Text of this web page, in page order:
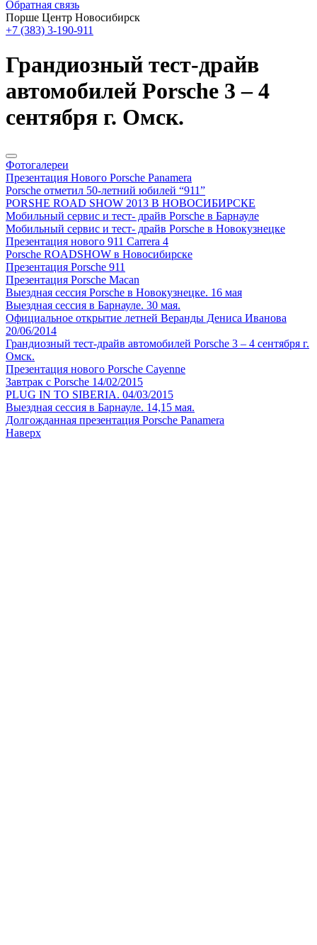
Обратная связь
Порше Центр Новосибирск
+7 (383) 3-190-911
Грандиозный тест-драйв
автомобилей Porsche 3 – 4
сентября г. Омск.
Фотогалереи
Презентация Нового Porsche Panamera
Porsche отметил 50-летний юбилей “911”
PORSHE ROAD SHOW 2013 В НОВОСИБИРСКЕ
Мобильный сервис и тест- драйв Porsche в Барнауле
Мобильный сервис и тест- драйв Porsche в Новокузнецке
Презентация нового 911 Carrera 4
Porsche ROADSHOW в Новосибирске
Презентация Porsche 911
Презентация Porsche Macan
Выездная сессия Porsche в Новокузнецке. 16 мая
Выездная сессия в Барнауле. 30 мая.
Официальное открытие летней Веранды Дениса Иванова
20/06/2014
Грандиозный тест-драйв автомобилей Porsche 3 – 4 сентября г.
Омск.
Презентация нового Porsche Cayenne
Завтрак с Porsche 14/02/2015
PLUG IN TO SIBERIA. 04/03/2015
Выездная сессия в Барнауле. 14,15 мая.
Долгожданная презентация Porsche Panamera
Наверх